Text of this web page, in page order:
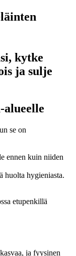
kytke
ja sulje
se on
ennen kuin niiden
huolta hygieniasta.
ja fyysinen